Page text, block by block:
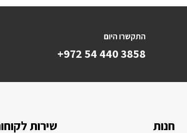
התקשרו היום
+972 54 440 3858
שירות